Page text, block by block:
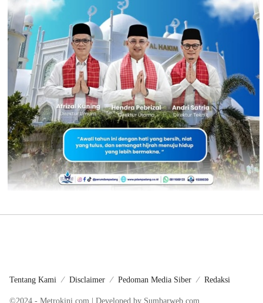
Tentang Kami Disclaimer Pedoman Media Siber Redaksi
©2024 - Metrokini.com | Developed by Sumbarweb.com